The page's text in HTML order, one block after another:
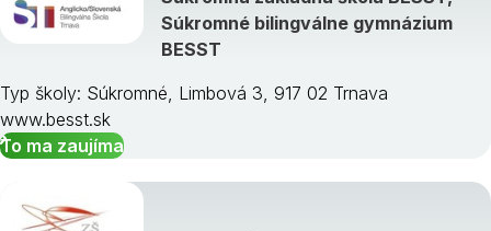
Súkromné bilingválne gymnázium
BESST
Typ školy: Súkromné, Limbová 3, 917 02 Trnava
www.besst.sk
To ma zaujíma